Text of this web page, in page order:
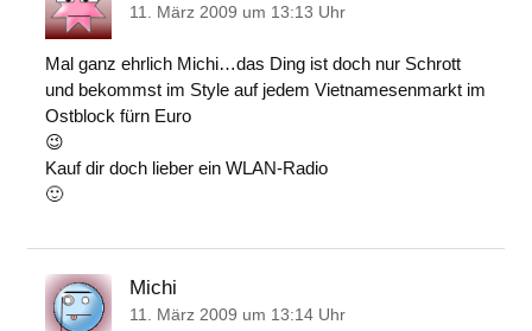
11. März 2009 um 13:13 Uhr
Mal ganz ehrlich Michi…das Ding ist doch nur Schrott
und bekommst im Style auf jedem Vietnamesenmarkt im
Ostblock fürn Euro
😉
Kauf dir doch lieber ein WLAN-Radio
🙂
Michi
11. März 2009 um 13:14 Uhr